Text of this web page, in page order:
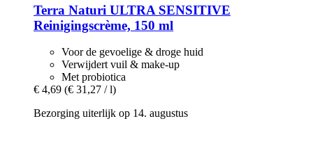
Terra Naturi ULTRA SENSITIVE
Reinigingscrème, 150 ml
Voor de gevoelige & droge huid
Verwijdert vuil & make-up
Met probiotica
€ 4,69 (€ 31,27 / l)
Bezorging uiterlijk op 14. augustus